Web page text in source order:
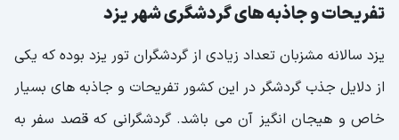
تفریحات و جاذبه های گردشگری شهر یزد
یزد سالانه مشزبان تعداد زیادی از گردشگران تور یزد بوده که یکی
از دلایل جذب گردشگر در این کشور تفریحات و جاذبه های بسیار
خاص و هیجان انگیز آن می باشد. گردشگرانی که قصد سفر به